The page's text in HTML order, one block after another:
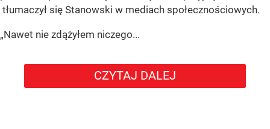
tłumaczył się Stanowski w mediach społecznościowych.
„Nawet nie zdążyłem niczego...
CZYTAJ DALEJ